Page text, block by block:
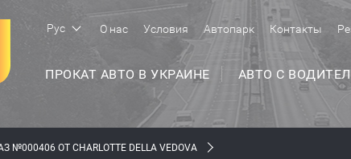
Рус
ПРОКАТ АВТО В УКРАИНЕ АВТО С
О нас Условия Автопарк Контакты
№000406 ОТ CHARLOTTE DELLA VEDOVA